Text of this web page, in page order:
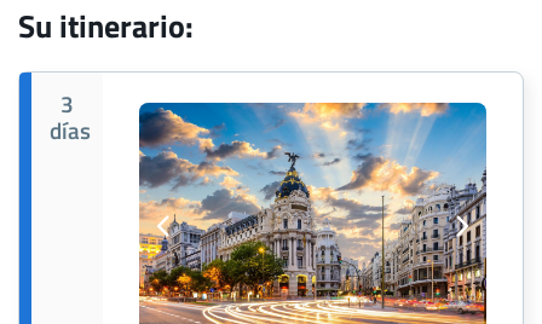
Su itinerario:
3
días